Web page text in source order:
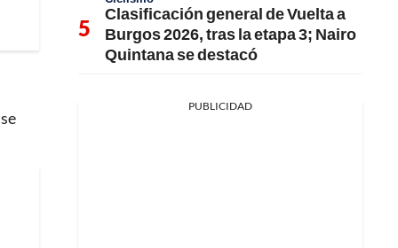
Clasificación general de Vuelta a
Burgos 2026, tras la etapa 3; Nairo
Quintana se destacó
PUBLICIDAD